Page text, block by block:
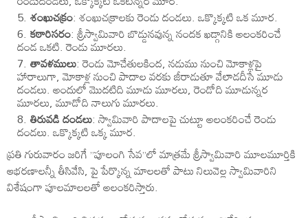
శంఖుచక్రం: శంఖుచక్రాలకు రెండు దండలు. ఒక్కొక్కటి ఒక మూర.
కఠారిసరం: శ్రీస్వామివారి బొడ్డునవున్న నందక ఖడ్గానికి అలంకరించే
దండ ఒకటి. రెండు మూరలు.
తావళములు: రెండు మోచేతులకింద, నడుము నుంచి మోకాళ్లపై
హారాలుగా, మోకాళ్ల నుంచి పాదాల వరకు జీరాడుతూ వేలాడదీసే మూడు
దండలు. అందులో మొదటిది మూడు మూరలు, రెండోది మూడున్నర
మూరలు, మూడోది నాలుగు మూరలు.
తిరువడి దండలు: స్వామివారి పాదాలపై చుట్టూ అలంకరించే రెండు
దండలు. ఒక్కొక్కటి ఒక్క మూర.
ప్రతి గురువారం జరిగే ”పూలంగి సేవ”లో మాత్రమే శ్రీస్వామివారి మూలమూర్తికి
ఆభరణాలన్నీ తీసివేసి, పై పేర్కొన్న మాలలతో పాటు నిలువెల్ల స్వామివారిని
విశేషంగా పూలమాలలతో అలంకరిస్తారు.